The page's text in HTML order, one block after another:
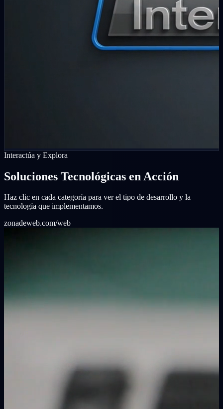
Interactúa y Explora
Soluciones Tecnológicas en Acción
Haz clic en cada categoría para ver el tipo de desarrollo y la
tecnología que implementamos.
zonadeweb.com/web